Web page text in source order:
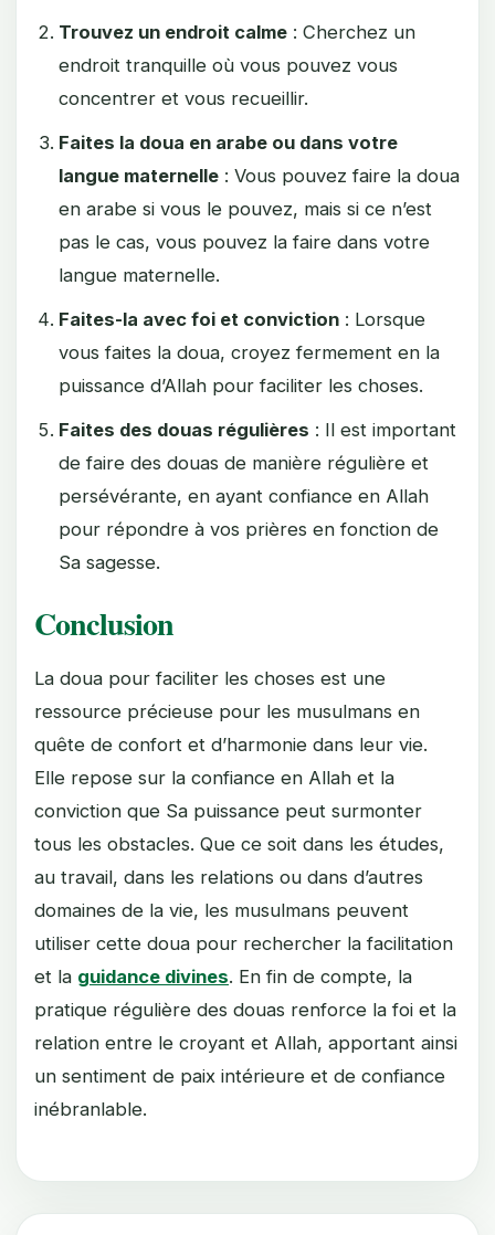
Trouvez un endroit calme : Cherchez un
endroit tranquille où vous pouvez vous
concentrer et vous recueillir.
Faites la doua en arabe ou dans votre
langue maternelle : Vous pouvez faire la doua
en arabe si vous le pouvez, mais si ce n’est
pas le cas, vous pouvez la faire dans votre
langue maternelle.
Faites-la avec foi et conviction : Lorsque
vous faites la doua, croyez fermement en la
puissance d’Allah pour faciliter les choses.
Faites des douas régulières : Il est important
de faire des douas de manière régulière et
persévérante, en ayant confiance en Allah
pour répondre à vos prières en fonction de
Sa sagesse.
Conclusion
La doua pour faciliter les choses est une
ressource précieuse pour les musulmans en
quête de confort et d’harmonie dans leur vie.
Elle repose sur la confiance en Allah et la
conviction que Sa puissance peut surmonter
tous les obstacles. Que ce soit dans les études,
au travail, dans les relations ou dans d’autres
domaines de la vie, les musulmans peuvent
utiliser cette doua pour rechercher la facilitation
et la guidance divines. En fin de compte, la
pratique régulière des douas renforce la foi et la
relation entre le croyant et Allah, apportant ainsi
un sentiment de paix intérieure et de confiance
inébranlable.